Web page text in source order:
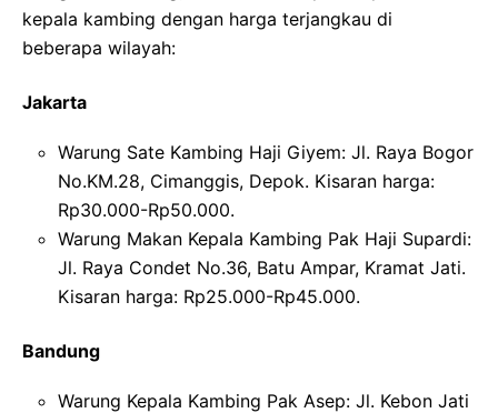
kepala kambing dengan harga terjangkau di
beberapa wilayah:
Jakarta
Warung Sate Kambing Haji Giyem: Jl. Raya Bogor
No.KM.28, Cimanggis, Depok. Kisaran harga:
Rp30.000-Rp50.000.
Warung Makan Kepala Kambing Pak Haji Supardi:
Jl. Raya Condet No.36, Batu Ampar, Kramat Jati.
Kisaran harga: Rp25.000-Rp45.000.
Bandung
Warung Kepala Kambing Pak Asep: Jl. Kebon Jati